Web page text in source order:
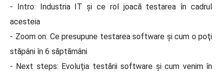
- Intro: Industria IT şi ce rol joacă testarea în cadrul
acesteia
- Zoom on: Ce presupune testarea software şi cum o poţi
stăpâni în 6 săptămâni
- Next steps: Evoluţia testării software şi cum venim în